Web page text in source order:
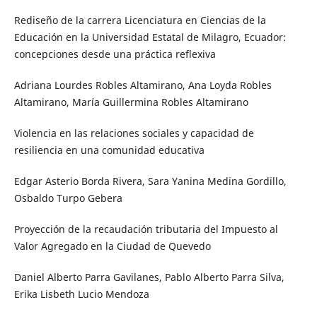
Rediseño de la carrera Licenciatura en Ciencias de la
Educación en la Universidad Estatal de Milagro, Ecuador:
concepciones desde una práctica reflexiva
Adriana Lourdes Robles Altamirano, Ana Loyda Robles
Altamirano, María Guillermina Robles Altamirano
Violencia en las relaciones sociales y capacidad de
resiliencia en una comunidad educativa
Edgar Asterio Borda Rivera, Sara Yanina Medina Gordillo,
Osbaldo Turpo Gebera
Proyección de la recaudación tributaria del Impuesto al
Valor Agregado en la Ciudad de Quevedo
Daniel Alberto Parra Gavilanes, Pablo Alberto Parra Silva,
Erika Lisbeth Lucio Mendoza